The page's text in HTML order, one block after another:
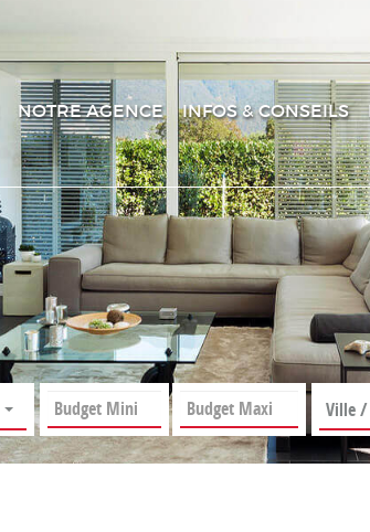
NOTRE AGENCE INFOS & CONSEILS
Ville /